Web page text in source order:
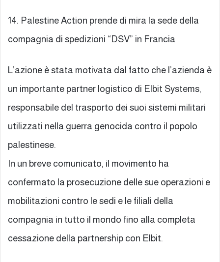
14. Palestine Action prende di mira la sede della
compagnia di spedizioni “DSV” in Francia
L’azione è stata motivata dal fatto che l’azienda è
un importante partner logistico di Elbit Systems,
responsabile del trasporto dei suoi sistemi militari
utilizzati nella guerra genocida contro il popolo
palestinese.
In un breve comunicato, il movimento ha
confermato la prosecuzione delle sue operazioni e
mobilitazioni contro le sedi e le filiali della
compagnia in tutto il mondo fino alla completa
cessazione della partnership con Elbit.